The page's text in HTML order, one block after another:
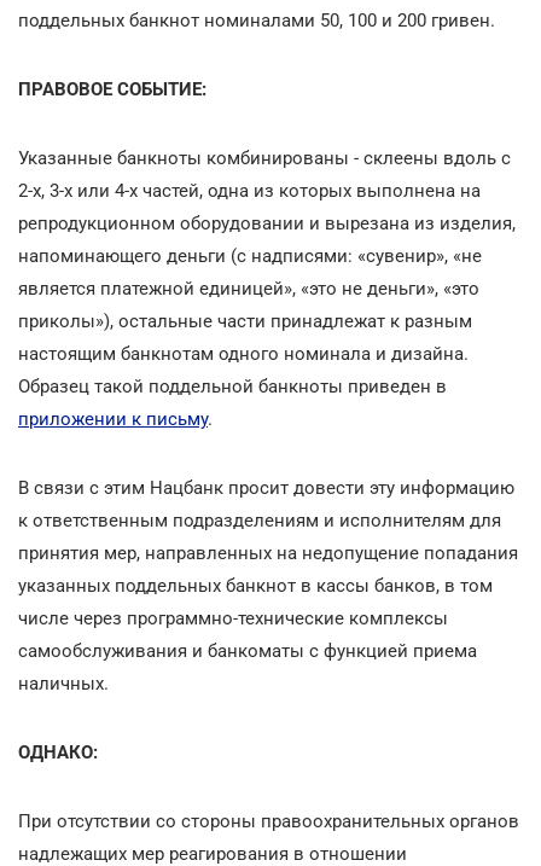
поддельных банкнот номиналами 50, 100 и 200 гривен.
ПРАВОВОЕ СОБЫТИЕ:
Указанные банкноты комбинированы - склеены вдоль с
2-х, 3-х или 4-х частей, одна из которых выполнена на
репродукционном оборудовании и вырезана из изделия,
напоминающего деньги (с надписями: «сувенир», «не
является платежной единицей», «это не деньги», «это
приколы»), остальные части принадлежат к разным
настоящим банкнотам одного номинала и дизайна.
Образец такой поддельной банкноты приведен в
приложении к письму.
В связи с этим Нацбанк просит довести эту информацию
к ответственным подразделениям и исполнителям для
принятия мер, направленных на недопущение попадания
указанных поддельных банкнот в кассы банков, в том
числе через программно-технические комплексы
самообслуживания и банкоматы с функцией приема
наличных.
ОДНАКО:
При отсутствии со стороны правоохранительных органов
надлежащих мер реагирования в отношении